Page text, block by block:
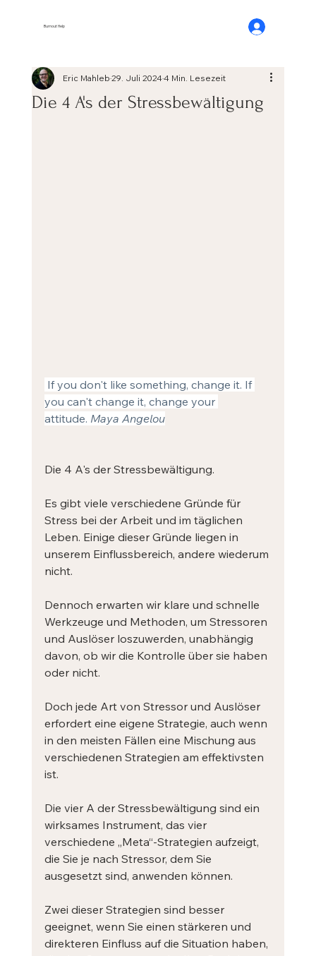
Burnout Help
Die 4 A's der Stressbewältigung
Eric Mahleb29. Juli 20244 Min. Lesezeit
If you don't like something, change it. If
you can't change it, change your
attitude. Maya Angelou
Die 4 A's der Stressbewältigung.
Es gibt viele verschiedene Gründe für
Stress bei der Arbeit und im täglichen
Leben. Einige dieser Gründe liegen in
unserem Einflussbereich, andere wiederum
nicht.
Dennoch erwarten wir klare und schnelle
Werkzeuge und Methoden, um Stressoren
und Auslöser loszuwerden, unabhängig
davon, ob wir die Kontrolle über sie haben
oder nicht.
Doch jede Art von Stressor und Auslöser
erfordert eine eigene Strategie, auch wenn
in den meisten Fällen eine Mischung aus
verschiedenen Strategien am effektivsten
ist.
Die vier A der Stressbewältigung sind ein
wirksames Instrument, das vier
verschiedene „Meta“-Strategien aufzeigt,
die Sie je nach Stressor, dem Sie
ausgesetzt sind, anwenden können.
Zwei dieser Strategien sind besser
geeignet, wenn Sie einen stärkeren und
direkteren Einfluss auf die Situation haben,